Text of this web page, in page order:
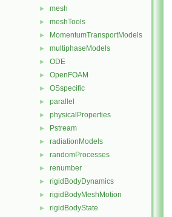
► mesh
► meshTools
► MomentumTransportModels
► multiphaseModels
► ODE
► OpenFOAM
► OSspecific
► parallel
► physicalProperties
► Pstream
► radiationModels
► randomProcesses
► renumber
► rigidBodyDynamics
► rigidBodyMeshMotion
► rigidBodyState